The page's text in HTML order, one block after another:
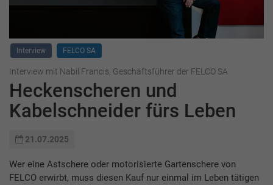
Interview FELCO SA
Interview mit Nabil Francis, Geschäftsführer der FELCO SA
Heckenscheren und
Kabelschneider fürs Leben
21.07.2025
Wer eine Astschere oder motorisierte Gartenschere von
FELCO erwirbt, muss diesen Kauf nur einmal im Leben tätigen